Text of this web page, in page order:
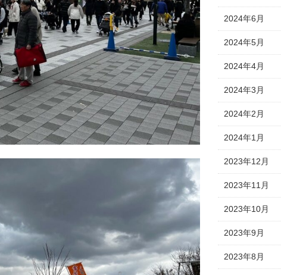
2024年6月
2024年5月
2024年4月
2024年3月
2024年2月
2024年1月
2023年12月
2023年11月
2023年10月
2023年9月
2023年8月